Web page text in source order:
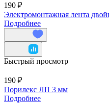
190 ₽
Электромонтажная лента
Подробнее
Быстрый просмотр
190 ₽
Порилекс ЛП 3 мм
Подробнее